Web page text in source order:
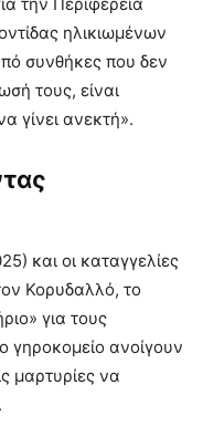
ηλικιωμένων
συνθήκες που δεν
τους, είναι
γίνει ανεκτή».
και οι καταγγελίες
Κορυδαλλό, το
για τους
γηροκομείο ανοίγουν
μαρτυρίες να